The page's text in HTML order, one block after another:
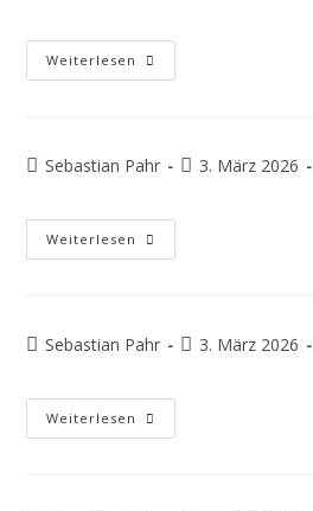
Weiterlesen
Sebastian Pahr 3. März 2026
Weiterlesen
Sebastian Pahr 3. März 2026
Weiterlesen